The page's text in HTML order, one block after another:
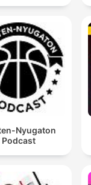
Nyugaton
Podcast